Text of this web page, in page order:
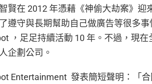
賢在 2012 年憑藉《神偷大劫案》迎
遵守與長期幫助自己做廣告等很多
，足足持續活動 10 年。不過，現
企劃公司。
Entertainment 發表簡短聲明：「